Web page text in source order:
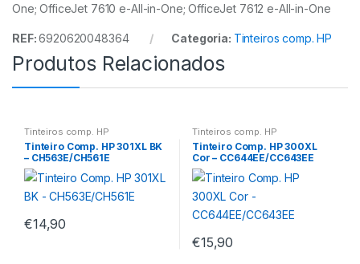
One; OfficeJet 7610 e-All-in-One; OfficeJet 7612 e-All-in-One
REF:6920620048364 Categoria: Tinteiros comp. HP
Produtos Relacionados
Tinteiros comp. HP
Tinteiro Comp. HP 301XL BK
– CH563E/CH561E
€14,90
Tinteiros comp. HP
Tinteiro Comp. HP 300XL
Cor – CC644EE/CC643EE
€15,90